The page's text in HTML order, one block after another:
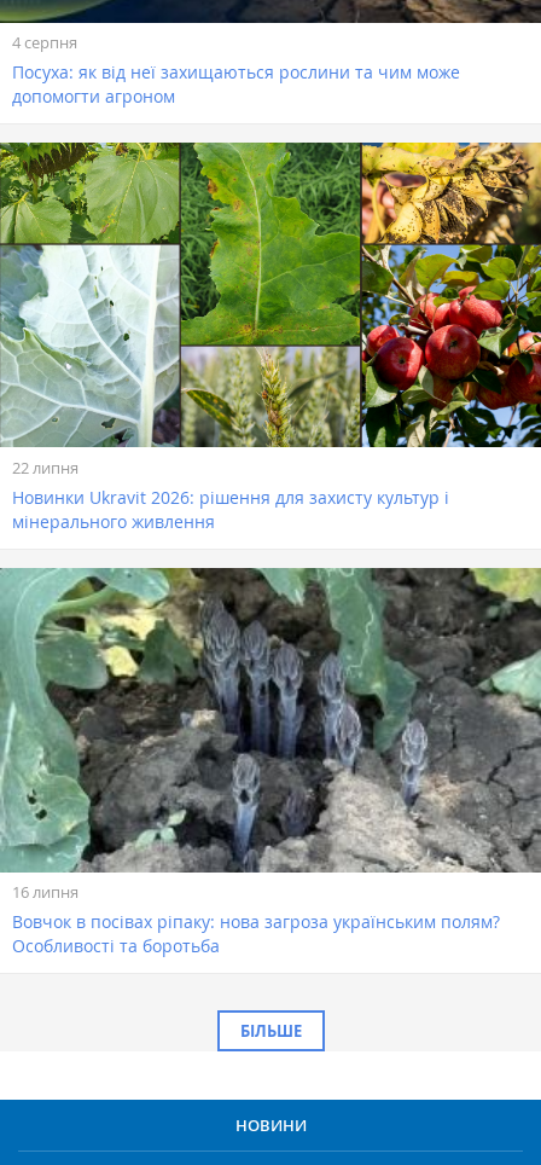
4 серпня
Посуха: як від неї захищаються рослини та чим може
допомогти агроном
22 липня
Новинки Ukravit 2026: рішення для захисту культур і
мінерального живлення
16 липня
Вовчок в посівах ріпаку: нова загроза українським полям?
Особливості та боротьба
БІЛЬШЕ
НОВИНИ